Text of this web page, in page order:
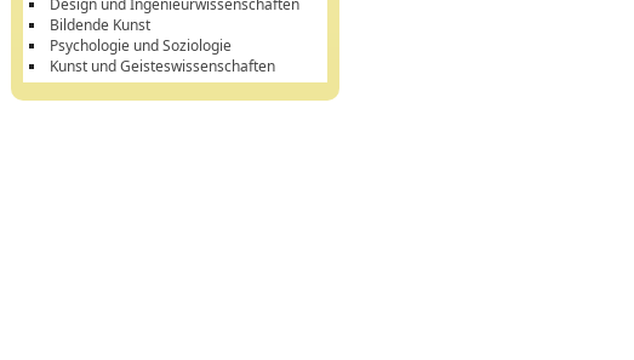
Design und Ingenieurwissenschaften
Bildende Kunst
Psychologie und Soziologie
Kunst und Geisteswissenschaften